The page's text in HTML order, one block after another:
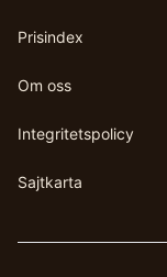
Prisindex
Om oss
Integritetspolicy
Sajtkarta